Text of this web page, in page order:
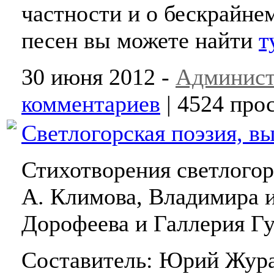
частности и о
песен вы можете найти
30 июня 2012 -
комментариев | 4524
Светлогорская поэзия,
Стихотворения
А. Климова, Владимира
Дорофеева и Галлерия
Составитель: Юрий